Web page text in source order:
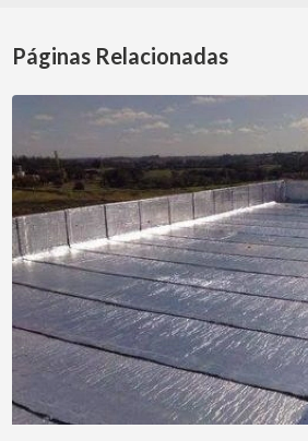
Páginas Relacionadas